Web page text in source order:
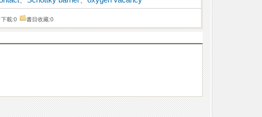
下載:0 書目收藏:0